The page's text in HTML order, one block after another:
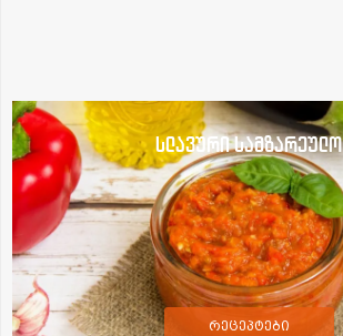
სლავური სამზარეულო
რეცეპტები